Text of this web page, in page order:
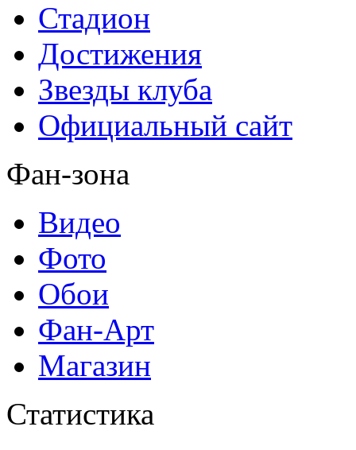
Стадион
Достижения
Звезды клуба
Официальный сайт
Фан-зона
Видео
Фото
Обои
Фан-Арт
Магазин
Статистика